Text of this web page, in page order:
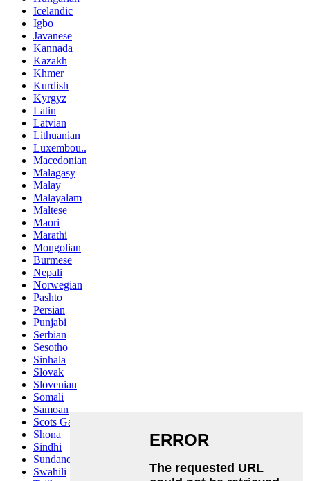
Icelandic
Igbo
Javanese
Kannada
Kazakh
Khmer
Kurdish
Kyrgyz
Latin
Latvian
Lithuanian
Luxembou..
Macedonian
Malagasy
Malay
Malayalam
Maltese
Maori
Marathi
Mongolian
Burmese
Nepali
Norwegian
Pashto
Persian
Punjabi
Serbian
Sesotho
Sinhala
Slovak
Slovenian
Somali
Samoan
Scots Gaelic
Shona
Sindhi
Sundanese
Swahili